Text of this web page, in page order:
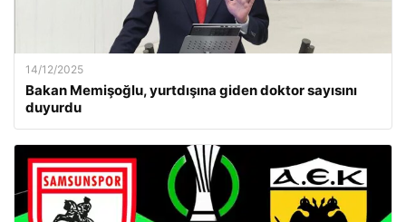
14/12/2025
Bakan Memişoğlu, yurtdışına giden doktor sayısını
duyurdu